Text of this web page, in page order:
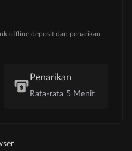
offline deposit dan penarikan
Penarikan
Rata-rata 5 Menit